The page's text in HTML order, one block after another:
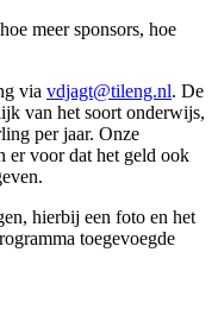
meer sponsors, hoe
via vdjagt@tileng.nl. De
van het soort onderwijs,
per jaar. Onze
er voor dat het geld ook
hierbij een foto en het
toegevoegde